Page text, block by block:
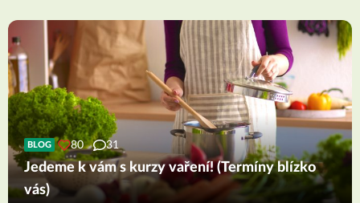
BLOG 80 31
Jedeme k vám s kurzy vaření! (Termíny blízko
vás)